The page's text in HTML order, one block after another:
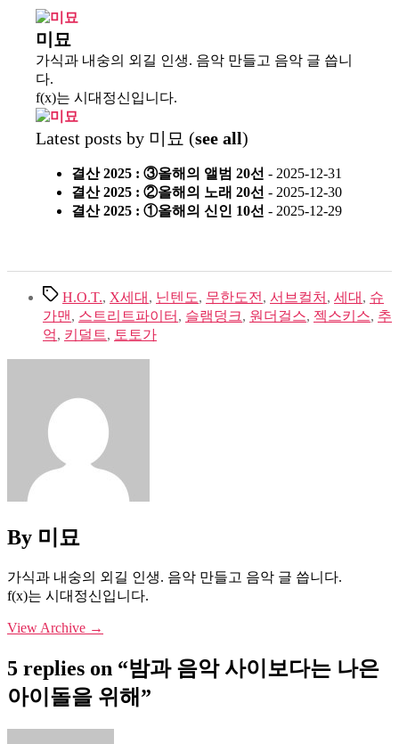
미묘
가식과 내숭의 외길 인생. 음악 만들고 음악 글 씁니
다.
f(x)는 시대정신입니다.
Latest posts by 미묘 (see all)
결산 2025 : ③올해의 앨범 20선 - 2025-12-31
결산 2025 : ②올해의 노래 20선 - 2025-12-30
결산 2025 : ①올해의 신인 10선 - 2025-12-29
TagsH.O.T., X세대 , 닌텐도, 무한도전 , 서브컬처 , 세대 , 슈
가맨 , 스트리트파이터 , 슬램덩크, 원더걸스, 젝스키스, 추
억, 키덜트, 토토가
By 미묘
가식과 내숭의 외길 인생. 음악 만들고 음악 글 씁니다.
f(x)는 시대정신입니다.
View Archive →
5 replies on “밤과 음악 사이보다는 나은
아이돌을 위해”